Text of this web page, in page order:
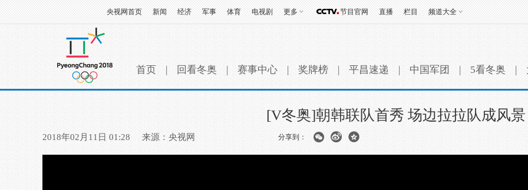
央视网首页 新闻 经济 军事 体育 电视剧 更多 节目官网 直播 栏目 频道大全
首页 | 回看冬奥 | 赛事中心 | 奖牌榜 | 平昌速递 | 中国军团 | 5看冬奥 |
[V冬奥]朝韩联队首秀 场边拉拉队成风景
2018年02月11日 01:28 来源：央视网 分享到：